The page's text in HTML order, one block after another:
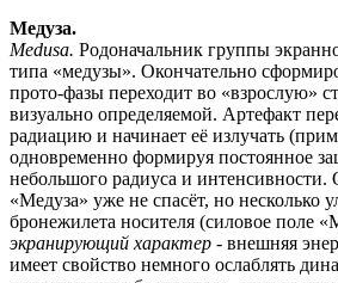
Медуза.
Medusa. Родоначальник группы
типа «медузы». Окончательно
прото-фазы переходит во «взрослую»
визуально определяемой. Артефакт
радиацию и начинает её излучать
одновременно формируя постоянное
небольшого радиуса и интенсивности.
«Медуза» уже не спасёт, но несколько
бронежилета носителя (силовое поле
экранирующий характер - внешняя
имеет свойство немного ослаблять